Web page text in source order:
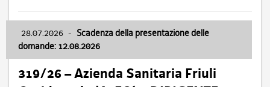
28.07.2026 - Scadenza della presentazione delle
domande: 12.08.2026
319/26 – Azienda Sanitaria Friuli